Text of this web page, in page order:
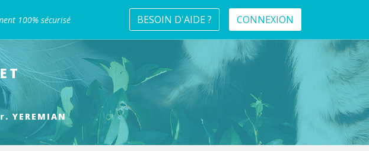
100% sécurisé
gratuit en clinique
croquettes vétérinaire
100% sécurisé
en clinique vétérinaire
gratuit en clinique
croquettes vétérinaire
BESOIN D'AIDE ? CONNEXION
YEREMIAN